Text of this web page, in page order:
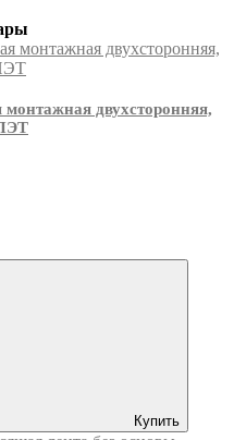
двухсторонняя,
Купить